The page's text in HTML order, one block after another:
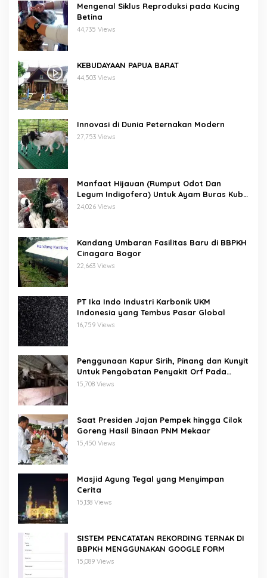
Mengenal Siklus Reproduksi pada Kucing
Betina
44,735 Views
KEBUDAYAAN PAPUA BARAT
44,503 Views
Innovasi di Dunia Peternakan Modern
27,753 Views
Manfaat Hijauan (Rumput Odot Dan
Legum Indigofera) Untuk Ayam Buras Kub
Dan Sensi
24,026 Views
Kandang Umbaran Fasilitas Baru di BBPKH
Cinagara Bogor
22,663 Views
PT Ika Indo Industri Karbonik UKM
Indonesia yang Tembus Pasar Global
16,759 Views
Penggunaan Kapur Sirih, Pinang dan Kunyit
Untuk Pengobatan Penyakit Orf Pada
Domba/Kambing
15,708 Views
Saat Presiden Jajan Pempek hingga Cilok
Goreng Hasil Binaan PNM Mekaar
15,450 Views
Masjid Agung Tegal yang Menyimpan
Cerita
15,138 Views
SISTEM PENCATATAN REKORDING TERNAK DI
BBPKH MENGGUNAKAN GOOGLE FORM
15,089 Views